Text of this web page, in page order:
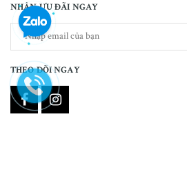
NHẬN ƯU ĐÃI NGAY
THEO DÕI NGAY